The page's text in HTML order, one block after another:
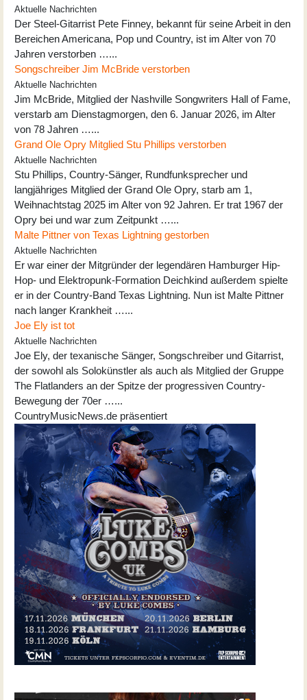
Aktuelle Nachrichten
Der Steel-Gitarrist Pete Finney, bekannt für seine Arbeit in den
Bereichen Americana, Pop und Country, ist im Alter von 70
Jahren verstorben …...
Songschreiber Jim McBride verstorben
Aktuelle Nachrichten
Jim McBride, Mitglied der Nashville Songwriters Hall of Fame,
verstarb am Dienstagmorgen, den 6. Januar 2026, im Alter
von 78 Jahren …...
Grand Ole Opry Mitglied Stu Phillips verstorben
Aktuelle Nachrichten
Stu Phillips, Country-Sänger, Rundfunksprecher und
langjähriges Mitglied der Grand Ole Opry, starb am 1,
Weihnachtstag 2025 im Alter von 92 Jahren. Er trat 1967 der
Opry bei und war zum Zeitpunkt …...
Malte Pittner von Texas Lightning gestorben
Aktuelle Nachrichten
Er war einer der Mitgründer der legendären Hamburger Hip-
Hop- und Elektropunk-Formation Deichkind außerdem spielte
er in der Country-Band Texas Lightning. Nun ist Malte Pittner
nach langer Krankheit …...
Joe Ely ist tot
Aktuelle Nachrichten
Joe Ely, der texanische Sänger, Songschreiber und Gitarrist,
der sowohl als Solokünstler als auch als Mitglied der Gruppe
The Flatlanders an der Spitze der progressiven Country-
Bewegung der 70er …...
CountryMusicNews.de präsentiert